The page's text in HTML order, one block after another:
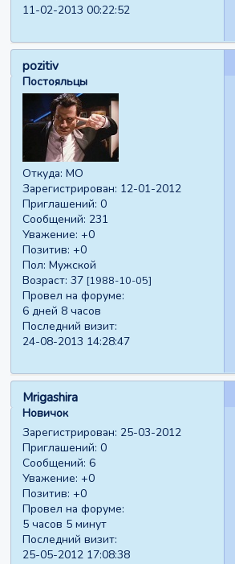
11-02-2013 00:22:52
pozitiv
Постояльцы
Откуда: МО
Зарегистрирован: 12-01-2012
Приглашений: 0
Сообщений: 231
Уважение: +0
Позитив: +0
Пол: Мужской
Возраст: 37 [1988-10-05]
Провел на форуме:
6 дней 8 часов
Последний визит:
24-08-2013 14:28:47
Mrigashira
Новичок
Зарегистрирован: 25-03-2012
Приглашений: 0
Сообщений: 6
Уважение: +0
Позитив: +0
Провел на форуме:
5 часов 5 минут
Последний визит:
25-05-2012 17:08:38